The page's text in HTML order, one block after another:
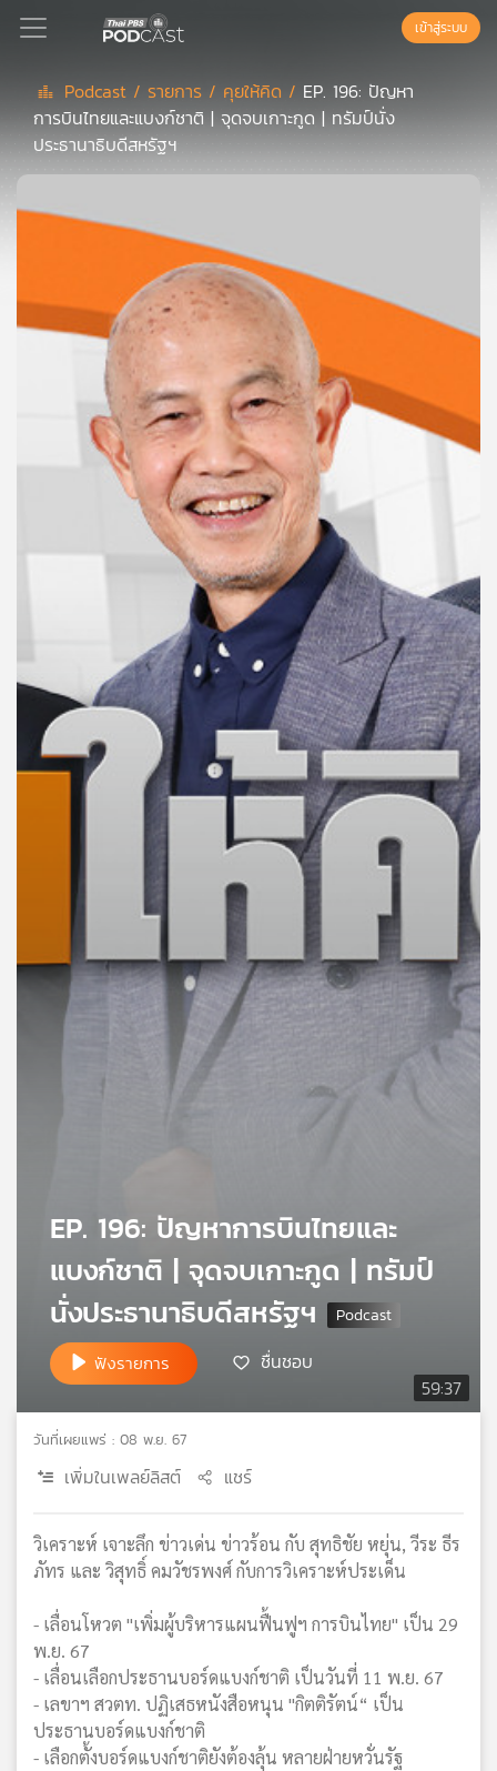
Podcast
เพล
แนะนำ
ข่าว
และ
เข้าสู่ระบบ
Podcast / รายการ / คุยให้คิด / EP. 196: ปัญหา
การบินไทยและแบงก์ชาติ | จุดจบเกาะกูด | ทรัมป์นั่ง
ประธานาธิบดีสหรัฐฯ
59:37
EP. 196: ปัญหาการบินไทยและ
แบงก์ชาติ | จุดจบเกาะกูด | ทรัมป์
นั่งประธานาธิบดีสหรัฐฯ
ฟังรายการ ชื่นชอบ
วันที่เผยแพร่ : 08 พ.ย. 67
เพิ่มในเพลย์ลิสต์ แชร์
วิเคราะห์ เจาะลึก ข่าวเด่น ข่าวร้อน กับ สุทธิชัย หยุ่น, วีระ ธีร
ภัทร และ วิสุทธิ์ คมวัชรพงศ์ กับการวิเคราะห์ประเด็น
- เลื่อนโหวต "เพิ่มผู้บริหารแผนฟื้นฟูฯ การบินไทย" เป็น 29
พ.ย. 67
- เลื่อนเลือกประธานบอร์ดแบงก์ชาติ เป็นวันที่ 11 พ.ย. 67
- เลขาฯ สวตท. ปฏิเสธหนังสือหนุน "กิตติรัตน์“ เป็น
ประธานบอร์ดแบงก์ชาติ
- เลือกตั้งบอร์ดแบงก์ชาติยังต้องลุ้น หลายฝ่ายหวั่นรัฐ